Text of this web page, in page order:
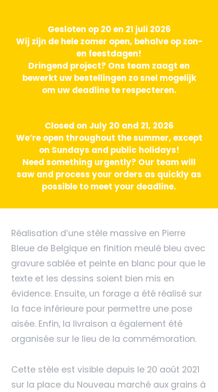
Gesloten op 20 en 21 juli 2026
Wij zijn de hele zomer open, behalve op zon-
en feestdagen!
Dringend project? Ons team zaagt en
bewerkt uw bestellingen zo snel mogelijk
om uw deadline te respecteren.
Closed on July 20 and 21, 2026
We’re open throughout the summer, except
on Sundays and public holidays!
Need something urgently? Our team will
saw and process your orders as quickly as
possible to meet your deadline.
Réalisation d’une stèle massive en Pierre
Bleue de Belgique en finition meulé bleu avec
gravure sablée et peinte en blanc pour que le
texte et les dessins soient bien mis en
évidence. Ensuite, un forage a été réalisé sur
la face inférieure pour permettre une pose
aisée. Enfin, la livraison a également été
organisée sur le lieu de la commémoration.
Cette stèle est visible depuis le 20 août 2021
sur la place du Nouveau marché aux grains à